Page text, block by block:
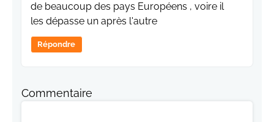
de beaucoup des pays Européens , voire il
les dépasse un après l'autre
Répondre
Commentaire